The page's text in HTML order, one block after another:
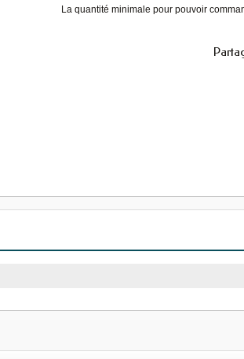
La quantité minimale pour pouvoir